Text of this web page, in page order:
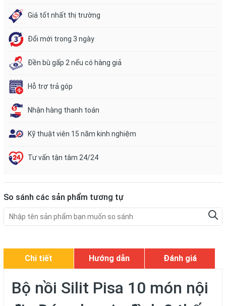
Giá tốt nhất thị trường
Đổi mới trong 3 ngày
Đền bù gấp 2 nếu có hàng giả
Hỗ trợ trả góp
Nhận hàng thanh toán
Kỹ thuật viên 15 năm kinh nghiệm
Tư vấn tận tâm 24/24
So sánh các sản phẩm tương tự
Chi tiết Hướng dẫn Đánh giá
Bộ nồi Silit Pisa 10 món nội